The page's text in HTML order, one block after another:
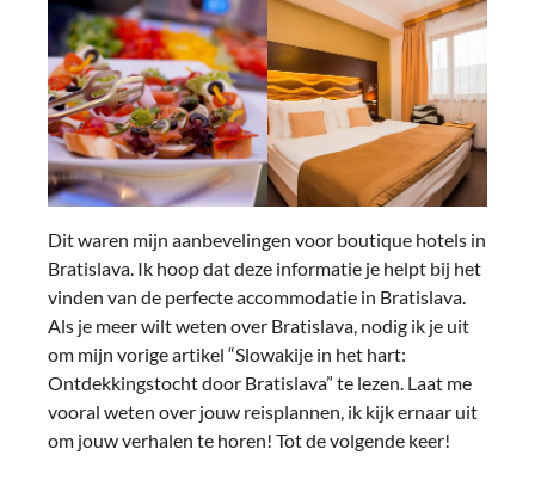
Dit waren mijn aanbevelingen voor boutique hotels in
Bratislava. Ik hoop dat deze informatie je helpt bij het
vinden van de perfecte accommodatie in Bratislava.
Als je meer wilt weten over Bratislava, nodig ik je uit
om mijn vorige artikel “Slowakije in het hart:
Ontdekkingstocht door Bratislava” te lezen. Laat me
vooral weten over jouw reisplannen, ik kijk ernaar uit
om jouw verhalen te horen! Tot de volgende keer!